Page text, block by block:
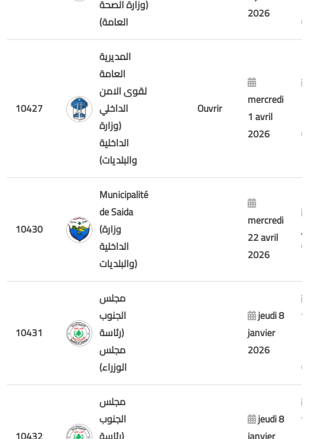
(وزارة الصحة
العامة)
2026
10427
المديرية
العامة
لقوى الامن
الداخلي
(وزارة
الداخلية
والبلديات)
Ouvrir
mercredi
1 avril
2026
10430
Municipalité
de Saida
(وزارة
الداخلية
والبلديات)
mercredi
22 avril
2026
10431
مجلس
الجنوب
(رئاسة
مجلس
الوزراء)
jeudi 8
janvier
2026
مجلس
الجنوب
jeudi 8